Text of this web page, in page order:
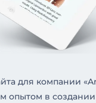
для компании
опытом в создании